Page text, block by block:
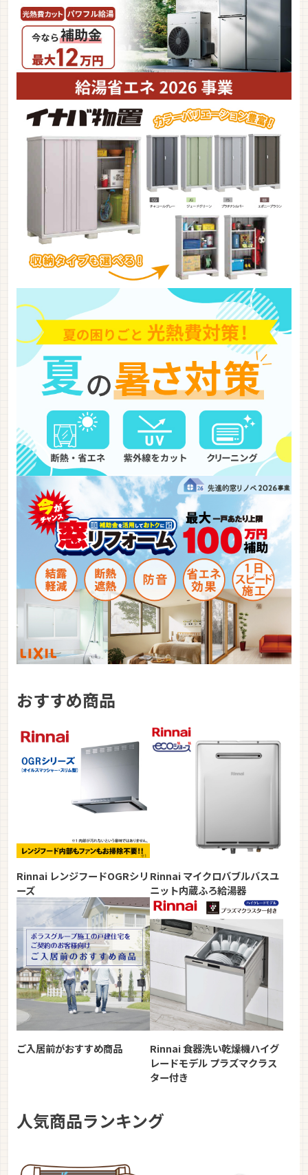
おすすめ商品
Rinnai レンジフードOGRシリ
ーズ
Rinnai マイクロバブルバスユ
ニット内蔵ふろ給湯器
ご入居前がおすすめ商品
Rinnai 食器洗い乾燥機ハイグ
レードモデル プラズマクラス
ター付き
人気商品ランキング